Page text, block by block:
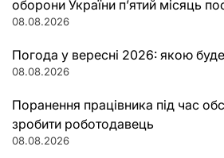
оборони України п’ятий місяць
08.08.2026
Погода у вересні 2026: якою буде
08.08.2026
Поранення працівника під час
зробити роботодавець
08.08.2026